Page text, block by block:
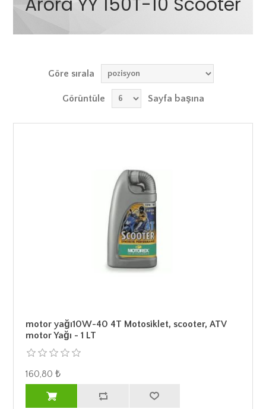
Göre sırala
Görüntüle Sayfa başına
motor yağı10W-40 4T Motosiklet, scooter, ATV
motor Yağı - 1 LT
160,80 ₺